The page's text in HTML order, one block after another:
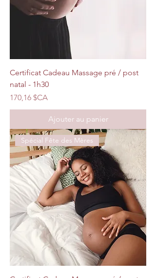
Certificat Cadeau Massage pré / post
natal - 1h30
Prix
170,16 $CA
Ajouter au panier
Spécial Fête des Mères